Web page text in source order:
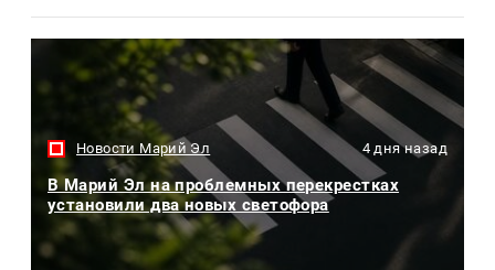
Новости Марий Эл 4 дня назад
В Марий Эл на проблемных перекрестках
установили два новых светофора